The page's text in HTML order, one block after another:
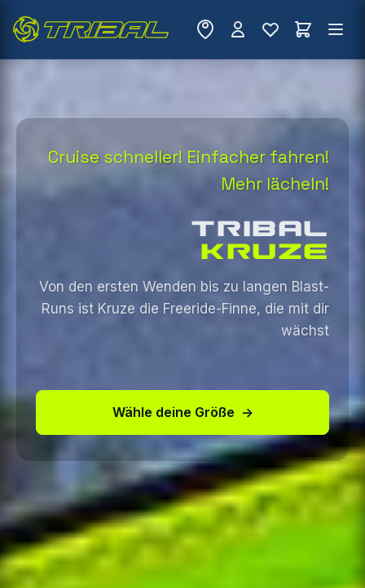
Cruise schneller! Einfacher fahren!
Mehr lächeln!
TRIBAL
KRUZE
Von den ersten Wenden bis zu langen Blast-
Runs ist Kruze die Freeride-Finne, die mit dir
wächst
Wähle deine Größe →